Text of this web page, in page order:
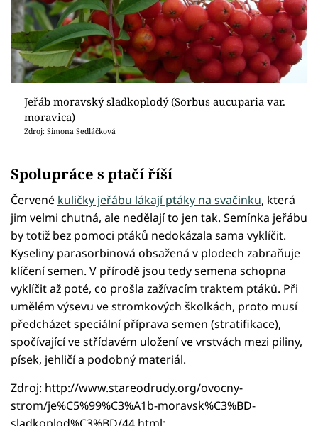
Jeřáb moravský sladkoplodý (Sorbus aucuparia var.
moravica)
Zdroj: Simona Sedláčková
Spolupráce s ptačí říší
Červené kuličky jeřábu lákají ptáky na svačinku, která
jim velmi chutná, ale nedělají to jen tak. Semínka jeřábu
by totiž bez pomoci ptáků nedokázala sama vyklíčit.
Kyseliny parasorbinová obsažená v plodech zabraňuje
klíčení semen. V přírodě jsou tedy semena schopna
vyklíčit až poté, co prošla zažívacím traktem ptáků. Při
umělém výsevu ve stromkových školkách, proto musí
předcházet speciální příprava semen (stratifikace),
spočívající ve střídavém uložení ve vrstvách mezi piliny,
písek, jehličí a podobný materiál.
Zdroj: http://www.stareodrudy.org/ovocny-
strom/je%C5%99%C3%A1b-moravsk%C3%BD-